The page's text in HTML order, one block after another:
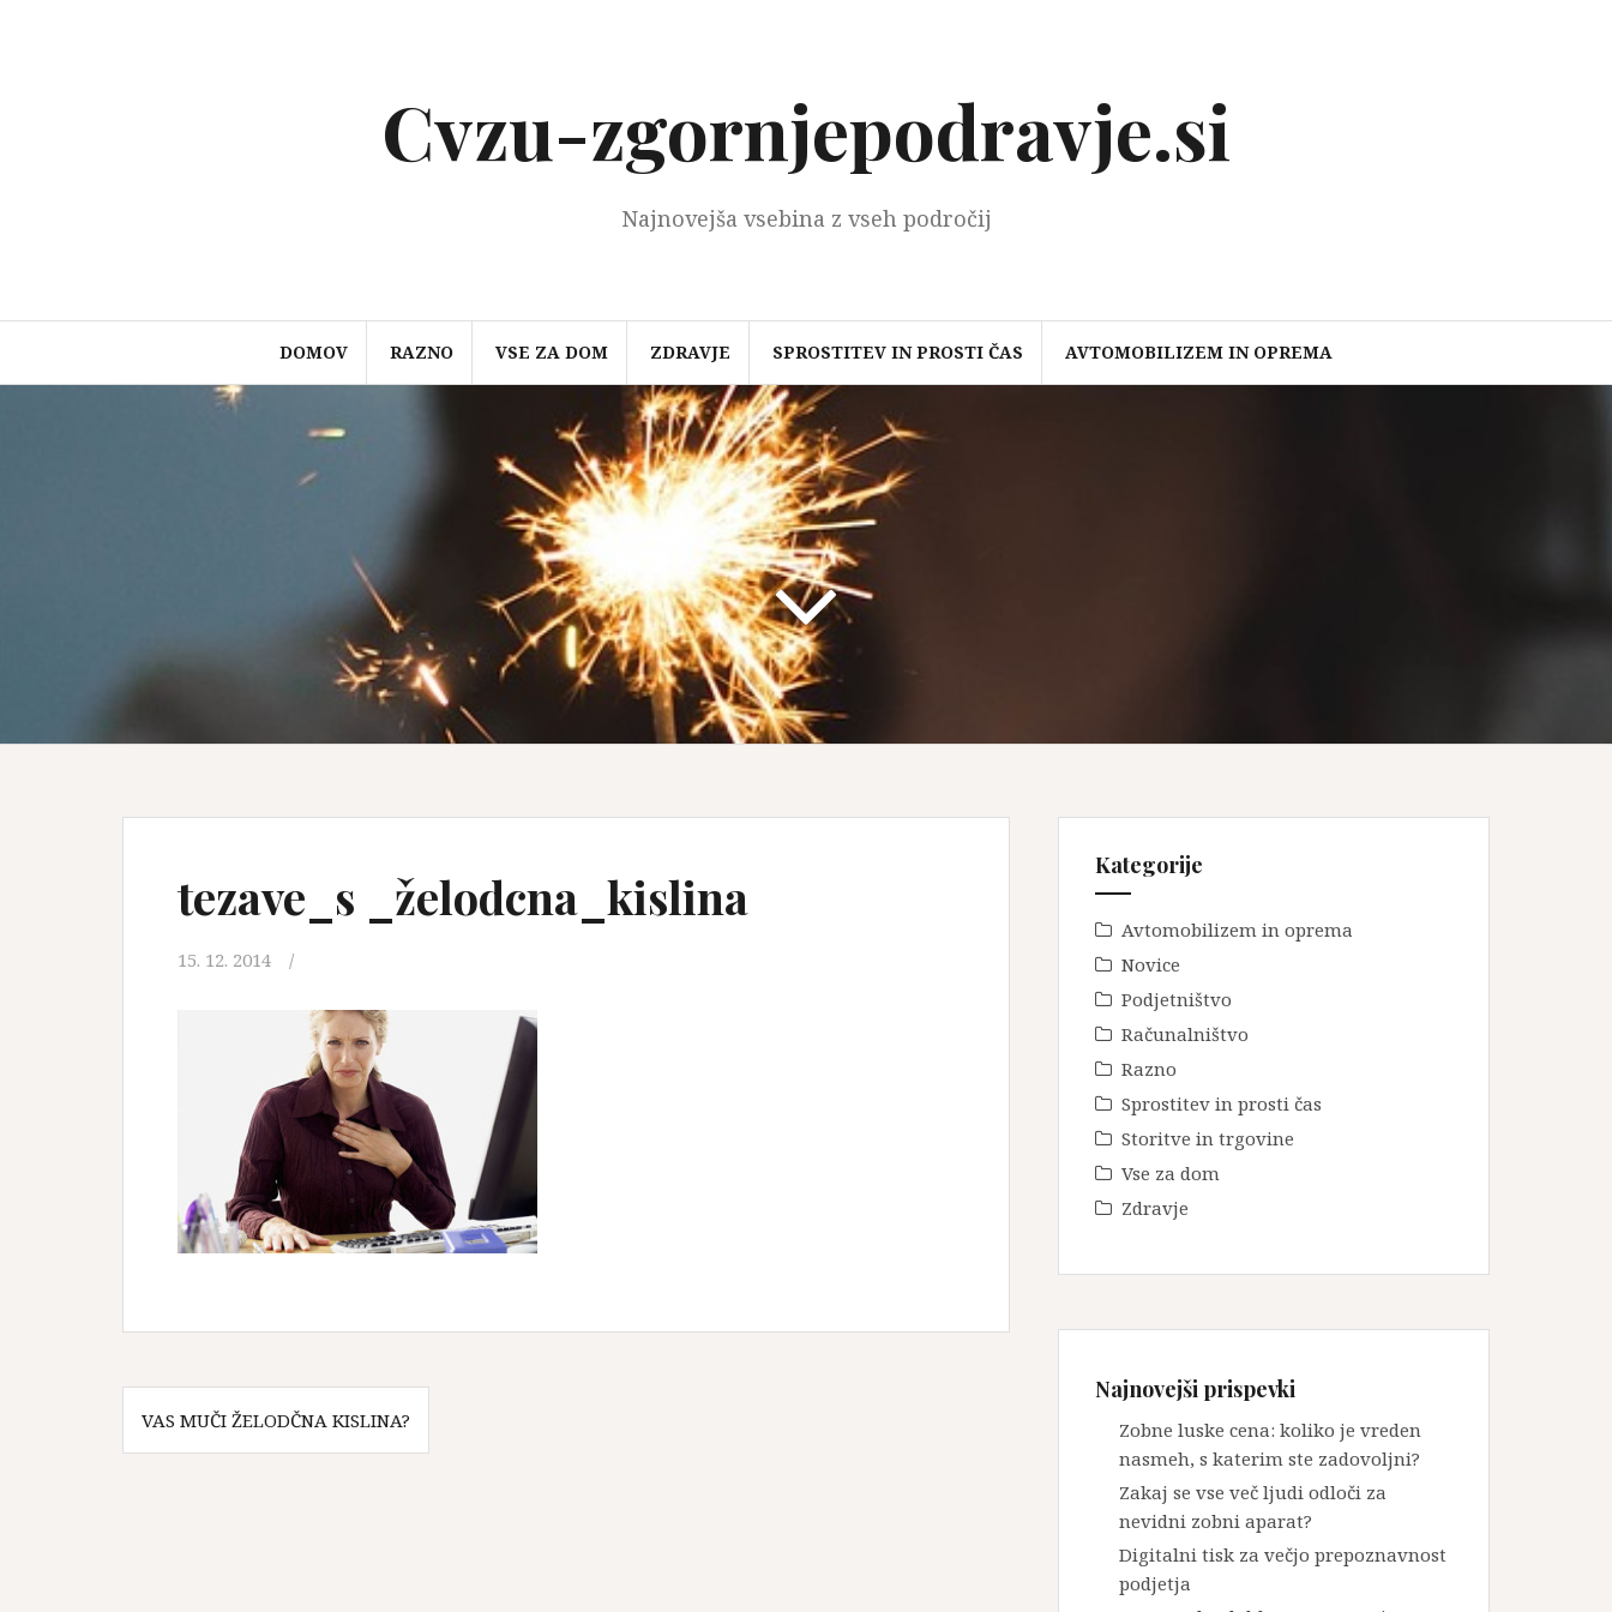
Cvzu-zgornjepodravje.si
Najnovejša vsebina z vseh področij
DOMOV RAZNO VSE ZA DOM ZDRAVJE SPROSTITEV IN PROSTI ČAS AVTOMOBILIZEM IN OPREMA
tezave_s _želodcna_kislina
15. 12. 2014
Navigacija
prispevka
VAS MUČI ŽELODČNA KISLINA?
Kategorije
Avtomobilizem in oprema
Novice
Podjetništvo
Računalništvo
Razno
Sprostitev in prosti čas
Storitve in trgovine
Vse za dom
Zdravje
Najnovejši prispevki
Zobne luske cena: koliko je vreden
nasmeh, s katerim ste zadovoljni?
Zakaj se vse več ljudi odloči za
nevidni zobni aparat?
Digitalni tisk za večjo prepoznavnost
podjetja